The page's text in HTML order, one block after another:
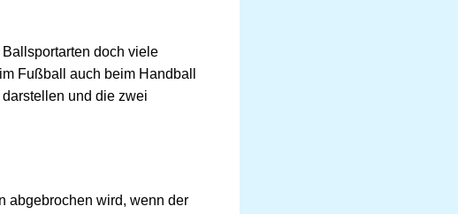
doch viele
Fußball auch beim Handball
und die zwei
abgebrochen wird, wenn der